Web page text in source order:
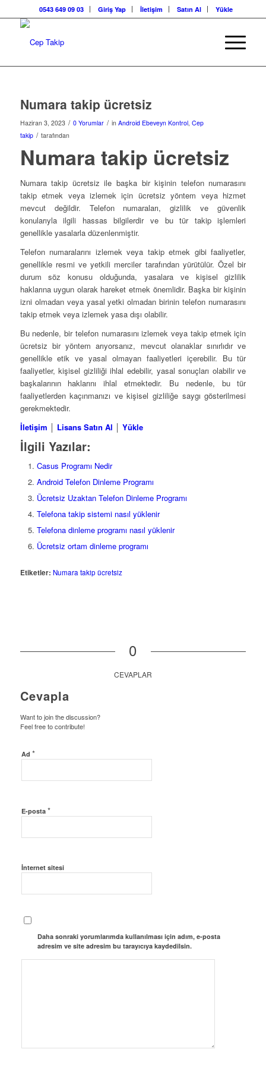
0543 649 09 03 Giriş Yap İletişim Satın Al Yükle
Numara takip ücretsiz
Haziran 3, 2023 / 0 Yorumlar / in Android Ebeveyn Kontrol, Cep
takip / tarafından
Numara takip ücretsiz
Numara takip ücretsiz ile başka bir kişinin telefon numarasını
takip etmek veya izlemek için ücretsiz yöntem veya hizmet
mevcut değildir. Telefon numaraları, gizlilik ve güvenlik
konularıyla ilgili hassas bilgilerdir ve bu tür takip işlemleri
genellikle yasalarla düzenlenmiştir.
Telefon numaralarını izlemek veya takip etmek gibi faaliyetler,
genellikle resmi ve yetkili merciler tarafından yürütülür. Özel bir
durum söz konusu olduğunda, yasalara ve kişisel gizlilik
haklarına uygun olarak hareket etmek önemlidir. Başka bir kişinin
izni olmadan veya yasal yetki olmadan birinin telefon numarasını
takip etmek veya izlemek yasa dışı olabilir.
Bu nedenle, bir telefon numarasını izlemek veya takip etmek için
ücretsiz bir yöntem arıyorsanız, mevcut olanaklar sınırlıdır ve
genellikle etik ve yasal olmayan faaliyetleri içerebilir. Bu tür
faaliyetler, kişisel gizliliği ihlal edebilir, yasal sonuçları olabilir ve
başkalarının haklarını ihlal etmektedir. Bu nedenle, bu tür
faaliyetlerden kaçınmanızı ve kişisel gizliliğe saygı gösterilmesi
gerekmektedir.
İletişim │ Lisans Satın Al │ Yükle
İlgili Yazılar:
Casus Programı Nedir
Android Telefon Dinleme Programı
Ücretsiz Uzaktan Telefon Dinleme Programı
Telefona takip sistemi nasıl yüklenir
Telefona dinleme programı nasıl yüklenir
Ücretsiz ortam dinleme programı
Etiketler: Numara takip ücretsiz
0
CEVAPLAR
Cevapla
Want to join the discussion?
Feel free to contribute!
Ad *
E-posta *
İnternet sitesi
Daha sonraki yorumlarımda kullanılması için adım, e-posta
adresim ve site adresim bu tarayıcıya kaydedilsin.